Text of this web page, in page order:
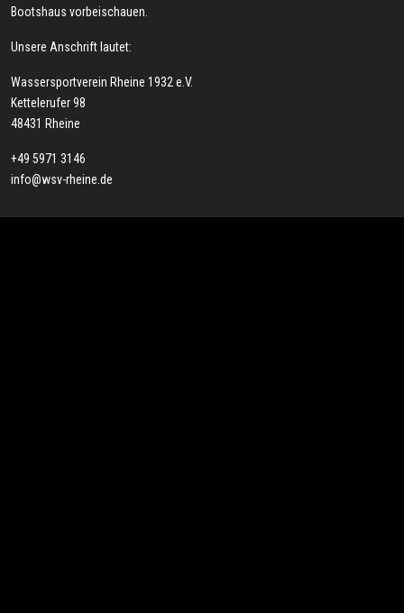
Bootshaus vorbeischauen.
Unsere Anschrift lautet:
Wassersportverein Rheine 1932 e.V.
Kettelerufer 98
48431 Rheine
+49 5971 3146
info@wsv-rheine.de